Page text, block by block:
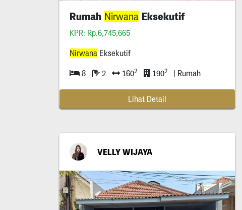
Rumah Nirwana Eksekutif
KPR: Rp.6,745,665
Nirwana Eksekutif
8 2 1602 1902 | Rumah
Lihat Detail
VELLY WIJAYA